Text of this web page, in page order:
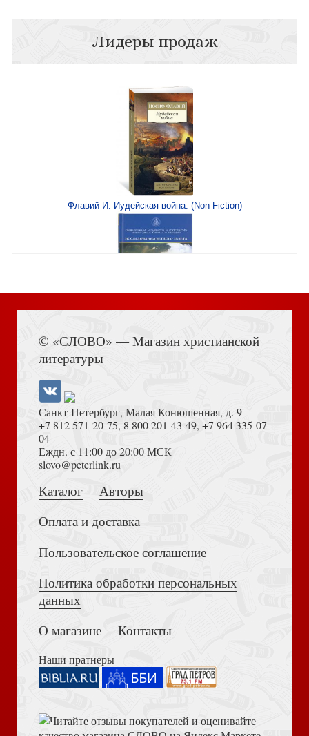
Душа после смерти (Сретенский монастырь)
Сретенского монастыря)
Победи свои страсти
Как говорить с Богом? Практика молитвы
Лидеры продаж
Флавий И. Иудейская война. (Non Fiction)
Достоевский Ф.М. Сила и правда России (2024)
Толкование на Апокалипсис (Тихоний Африканский)
е изд., перераб., и доп., синий бумвинил)
© «СЛОВО» — Магазин христианской
литературы
Санкт-Петербург, Малая Конюшенная, д. 9
+7 812 571-20-75, 8 800 201-43-49, +7 964 335-07-
04
Еждн. с 11:00 до 20:00 МСК
slovo@peterlink.ru
Каталог
Авторы
Оплата и доставка
Пользовательское соглашение
Политика обработки персональных
данных
О магазине
Контакты
Наши пратнеры